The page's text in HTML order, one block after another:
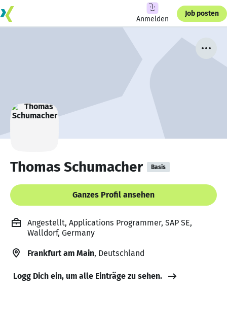
Anmelden
Job posten
Thomas Schumacher Basis
Ganzes Profil ansehen
Angestellt, Applications Programmer, SAP SE,
Walldorf, Germany
Frankfurt am Main, Deutschland
Logg Dich ein, um alle Einträge zu sehen.